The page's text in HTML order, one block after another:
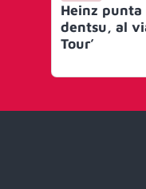
Heinz
dentsu, al
Tour’